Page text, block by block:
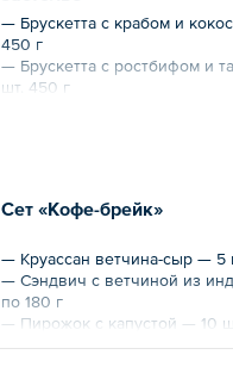
Общий вес – 2950 г
— Брускетта с крабом и
450 г
— Брускетта с ростбифом и
шт. 450 г
— 10 шт. 1200 г
Общий вес – 5.7 кг
Сет «Кофе-брейк»
— Круассан ветчина-сыр — 5
— Сэндвич с ветчиной из
по 180 г
— Пирожок с капустой — 10
— Пирожок с красной рыбой